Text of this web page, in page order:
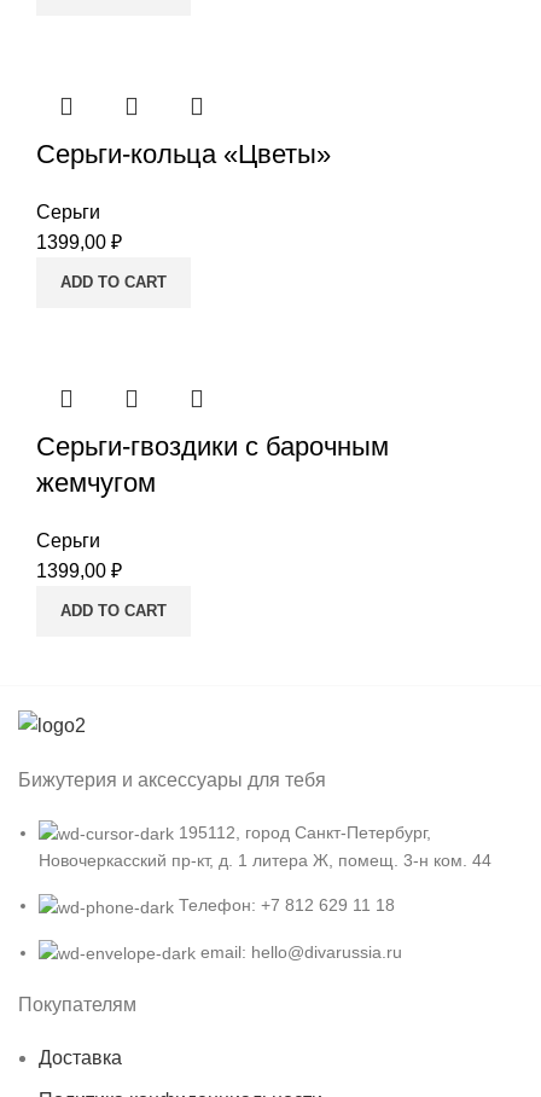
Серьги-кольца «Цветы»
Серьги
1399,00 ₽
ADD TO CART
Серьги-гвоздики с барочным
жемчугом
Серьги
1399,00 ₽
ADD TO CART
Бижутерия и аксессуары для тебя
195112, город Санкт-Петербург,
Новочеркасский пр-кт, д. 1 литера Ж, помещ. 3-н ком. 44
Телефон: +7 812 629 11 18
email: hello@divarussia.ru
Покупателям
Доставка